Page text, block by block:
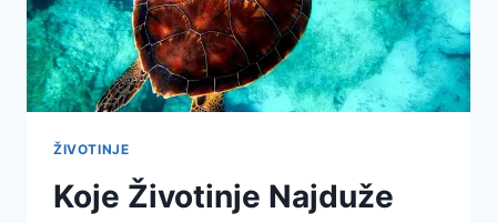
ŽIVOTINJE
Koje Životinje Najduže